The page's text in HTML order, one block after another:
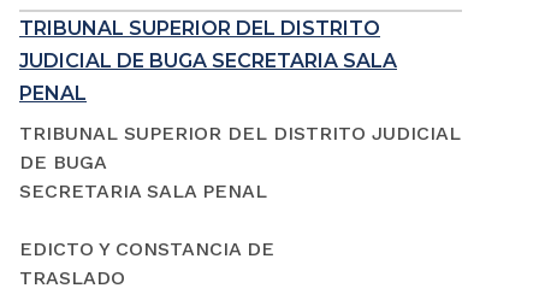
TRIBUNAL SUPERIOR DEL DISTRITO
JUDICIAL DE BUGA SECRETARIA SALA
PENAL
TRIBUNAL SUPERIOR DEL DISTRITO JUDICIAL
DE BUGA
SECRETARIA SALA PENAL
EDICTO Y CONSTANCIA DE
TRASLADO